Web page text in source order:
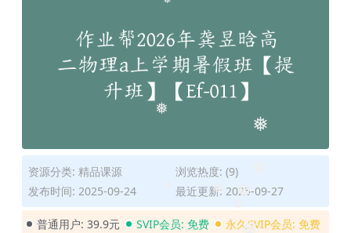
❅
❅
❅
❅
❅
资源分类: 精品课源
浏览热度: (9)
发布时间: 2025-09-24
最近更新: 2025-09-27
普通用户: 39.9元 SVIP会员: 免费 永久SVIP会员: 免费